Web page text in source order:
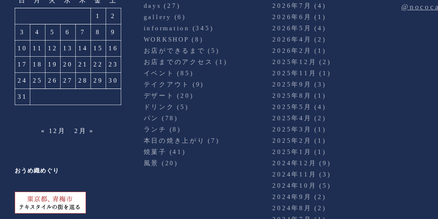
1 2
3 4 5 6 7 8 9
10 11 12 13 14 15 16
17 18 19 20 21 22 23
24 25 26 27 28 29 30
31
« 12月 2月 »
おうめ織めぐり
days (27)
gallery (6)
information
(345)
WORKSHOP (8)
お店ができるまで (5)
お店までのアクセス
(1)
イベント
(85)
テイクアウト
(9)
デザート
(20)
ドリンク
(5)
パン
(78)
ランチ
(8)
本日の焼き上がり
(7)
焼菓子 (41)
風景 (20)
2026年7月
(4)
2026年6月
(1)
2026年5月
(4)
2026年4月
(2)
2026年2月
(1)
2025年12月
(2)
2025年11月
(1)
2025年9月
(3)
2025年8月
(1)
2025年5月
(4)
2025年4月
(2)
2025年3月
(1)
2025年2月
(1)
2025年1月
(1)
2024年12月
(9)
2024年11月
(3)
2024年10月
(5)
2024年9月
(2)
2024年8月
(2)